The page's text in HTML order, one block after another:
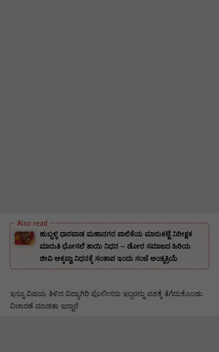
ಹುಬ್ಬಳ್ಳಿ ಧಾರವಾಡ ಮಹಾನಗರ ಪಾಲಿಕೆಯ ಮಾರುಕಟ್ಟೆ ನಿರೀಕ್ಷಕ
ಮಾರುತಿ ಭೋಸಲೆ ತಾಯಿ ನಿಧನ – ಡೋರ ಸಮಾಜದ ಹಿರಿಯ
ಜೀವಿ ಅಕ್ಕವ್ವಾ ನಿಧನಕ್ಕೆ ಸಂತಾಪ ಇಂದು ಸಂಜೆ ಅಂತ್ಯಕ್ರಿಯೆ
ಇನ್ನೂ ವಿಷಯ ತಿಳಿದ ವಿದ್ಯಾಗಿರಿ ಪೊಲೀಸರು ಇಬ್ಬರನ್ನು ವಶಕ್ಕೆ ತೆಗೆದುಕೊಂಡು
ವಿಚಾರಣೆ ಮಾಡತಾ ಇದ್ದಾರೆ